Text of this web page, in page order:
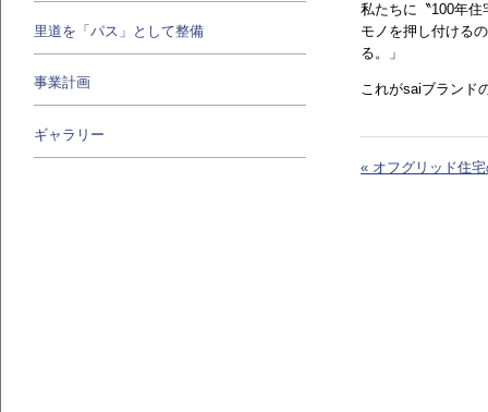
私たちに〝100年住
モノを押し付ける
る。」
これがsaiブランド
« オフグリッド住
里道を「パス」として整備
事業計画
ギャラリー